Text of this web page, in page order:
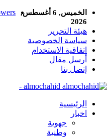
الخميس, 6 أغسطس,
2026
هيئة التحرير
سياسة الخصوصية
اتفاقية الاستخدام
أرسل مقال
إتصل بنا
almochahid -
الرئيسية
اخبار
جهوية
وطنية